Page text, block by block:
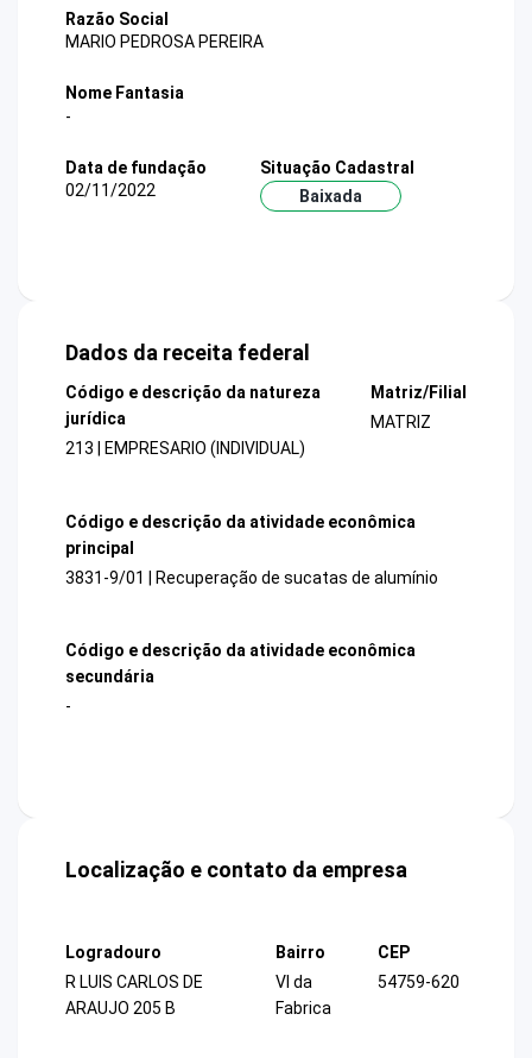
Razão Social
MARIO PEDROSA PEREIRA
Nome Fantasia
-
Data de fundação
02/11/2022
Situação Cadastral
Baixada
Dados da receita federal
Código e descrição da natureza
jurídica
213 | EMPRESARIO (INDIVIDUAL)
Matriz/Filial
MATRIZ
Código e descrição da atividade econômica
principal
3831-9/01 | Recuperação de sucatas de alumínio
Código e descrição da atividade econômica
secundária
-
Localização e contato da empresa
Logradouro
R LUIS CARLOS DE
ARAUJO 205 B
Bairro
Vl da
Fabrica
CEP
54759-620